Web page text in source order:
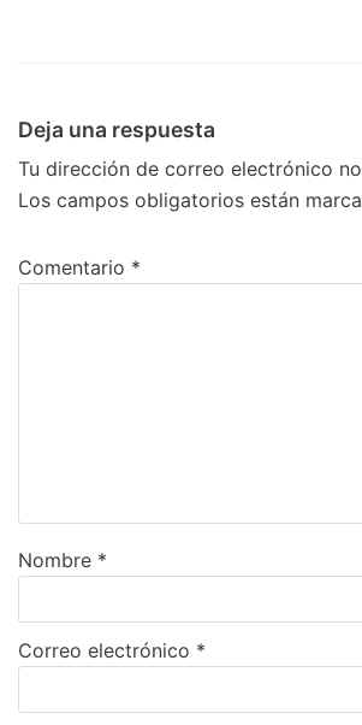
Deja una respuesta
Tu dirección de correo electrónico
Los campos obligatorios están
Comentario *
Nombre *
Correo electrónico *